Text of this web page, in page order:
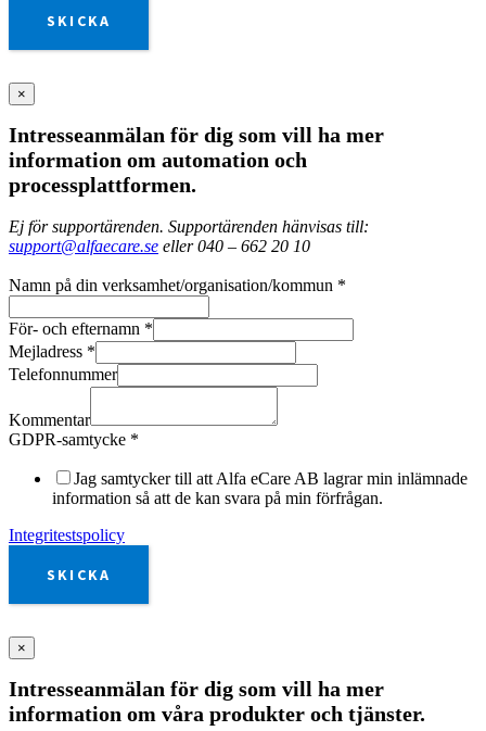
SKICKA
×
Intresseanmälan för dig som vill ha mer
information om automation och
processplattformen.
Ej för supportärenden. Supportärenden hänvisas till:
support@alfaecare.se eller 040 – 662 20 10
Namn på din verksamhet/organisation/kommun *
För- och efternamn *
Mejladress *
Telefonnummer
Kommentar
GDPR-samtycke *
Jag samtycker till att Alfa eCare AB lagrar min inlämnade
information så att de kan svara på min förfrågan.
Integritestspolicy
SKICKA
×
Intresseanmälan för dig som vill ha mer
information om våra produkter och tjänster.